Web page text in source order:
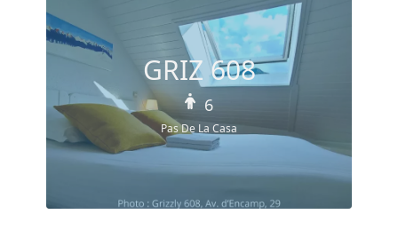
GRIZ 608
6
Pas De La Casa